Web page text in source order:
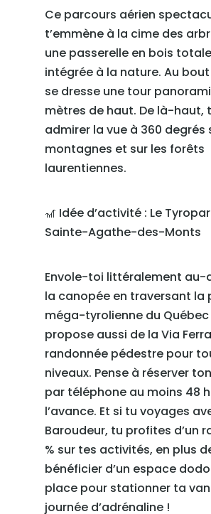
Ce parcours aérien
t’emmène à la cime des
une passerelle en bois
intégrée à la nature. Au
se dresse une tour
mètres de haut. De là-haut,
admirer la vue à 360 degrés
montagnes et sur les forêts
laurentiennes.
🎢 Idée d’activité : Le
Sainte-Agathe-des-Monts
Envole-toi littéralement au-
la canopée en traversant la
méga-tyrolienne du Québec
propose aussi de la Via
randonnée pédestre pour
niveaux. Pense à réserver
par téléphone au moins 48
l’avance. Et si tu voyages
Baroudeur, tu profites d’un
% sur tes activités, en plus
bénéficier d’un espace
place pour stationner ta
journée d’adrénaline !